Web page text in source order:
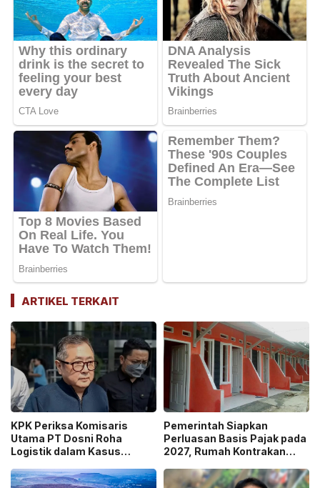
ARTIKEL TERKAIT
KPK Periksa Komisaris
Utama PT Dosni Roha
Logistik dalam Kasus
Pengangkutan Bansos!
Pemerintah Siapkan
Perluasan Basis Pajak pada
2027, Rumah Kontrakan
Pengawasan!